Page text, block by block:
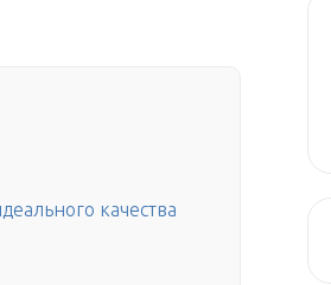
качества